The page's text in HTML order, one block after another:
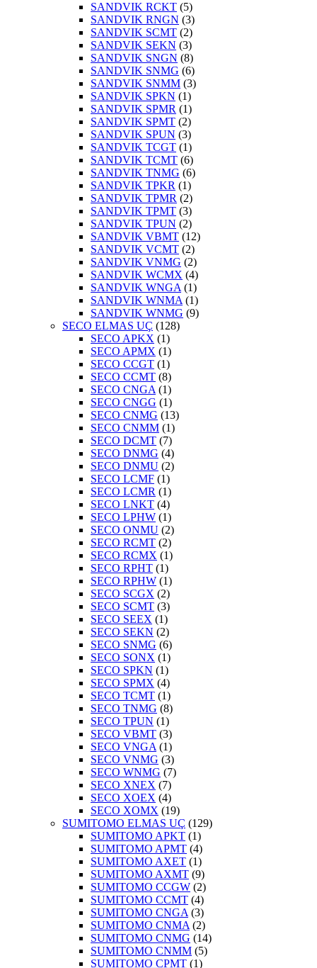
SANDVIK RCKT (5)
SANDVIK RNGN (3)
SANDVIK SCMT (2)
SANDVIK SEKN (3)
SANDVIK SNGN (8)
SANDVIK SNMG (6)
SANDVIK SNMM (3)
SANDVIK SPKN (1)
SANDVIK SPMR (1)
SANDVIK SPMT (2)
SANDVIK SPUN (3)
SANDVIK TCGT (1)
SANDVIK TCMT (6)
SANDVIK TNMG (6)
SANDVIK TPKR (1)
SANDVIK TPMR (2)
SANDVIK TPMT (3)
SANDVIK TPUN (2)
SANDVIK VBMT (12)
SANDVIK VCMT (2)
SANDVIK VNMG (2)
SANDVIK WCMX (4)
SANDVIK WNGA (1)
SANDVIK WNMA (1)
SANDVIK WNMG (9)
SECO ELMAS UÇ (128)
SECO APKX (1)
SECO APMX (1)
SECO CCGT (1)
SECO CCMT (8)
SECO CNGA (1)
SECO CNGG (1)
SECO CNMG (13)
SECO CNMM (1)
SECO DCMT (7)
SECO DNMG (4)
SECO DNMU (2)
SECO LCMF (1)
SECO LCMR (1)
SECO LNKT (4)
SECO LPHW (1)
SECO ONMU (2)
SECO RCMT (2)
SECO RCMX (1)
SECO RPHT (1)
SECO RPHW (1)
SECO SCGX (2)
SECO SCMT (3)
SECO SEEX (1)
SECO SEKN (2)
SECO SNMG (6)
SECO SONX (1)
SECO SPKN (1)
SECO SPMX (4)
SECO TCMT (1)
SECO TNMG (8)
SECO TPUN (1)
SECO VBMT (3)
SECO VNGA (1)
SECO VNMG (3)
SECO WNMG (7)
SECO XNEX (7)
SECO XOEX (4)
SECO XOMX (19)
SUMITOMO ELMAS UÇ (129)
SUMITOMO APKT (1)
SUMITOMO APMT (4)
SUMITOMO AXET (1)
SUMITOMO AXMT (9)
SUMITOMO CCGW (2)
SUMITOMO CCMT (4)
SUMITOMO CNGA (3)
SUMITOMO CNMA (2)
SUMITOMO CNMG (14)
SUMITOMO CNMM (5)
SUMITOMO CPMT (1)